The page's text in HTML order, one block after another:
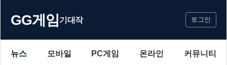
GG게임기대작 로그인
뉴스 모바일 PC게임 온라인 커뮤니티